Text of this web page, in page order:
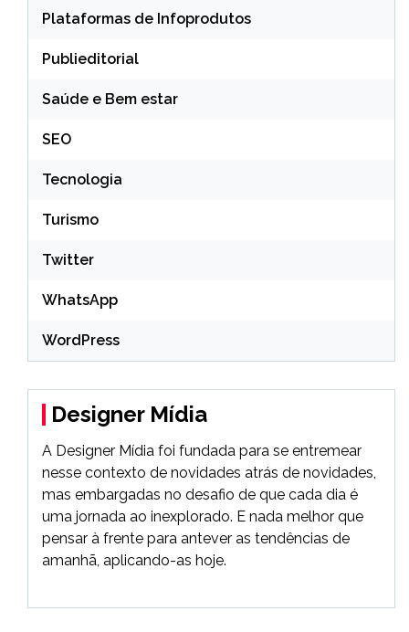
Plataformas de Infoprodutos
Publieditorial
Saúde e Bem estar
SEO
Tecnologia
Turismo
Twitter
WhatsApp
WordPress
Designer Mídia
A Designer Mídia foi fundada para se entremear
nesse contexto de novidades atrás de novidades,
mas embargadas no desafio de que cada dia é
uma jornada ao inexplorado. E nada melhor que
pensar à frente para antever as tendências de
amanhã, aplicando-as hoje.